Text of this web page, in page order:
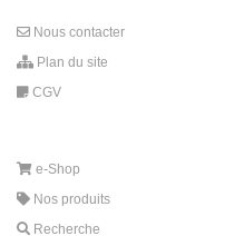
Nous contacter
Plan du site
CGV
e-Shop
Nos produits
Recherche